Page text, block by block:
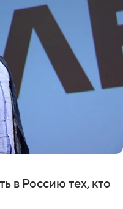
в Россию тех, кто